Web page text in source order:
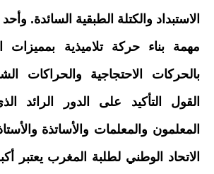
الاستبداد والكتلة الطبقية السائدة.
مهمة بناء حركة تلاميذية بمميزات
بالحركات الاحتجاجية والحراكات
القول التأكيد على الدور الرائد
المعلمون والمعلمات والأساتذة
الاتحاد الوطني لطلبة المغرب يعتبر